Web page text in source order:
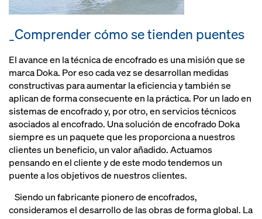
_Comprender cómo se tienden puentes
El avance en la técnica de encofrado es una misión que se
marca Doka. Por eso cada vez se desarrollan medidas
constructivas para aumentar la eficiencia y también se
aplican de forma consecuente en la práctica. Por un lado en
sistemas de encofrado y, por otro, en servicios técnicos
asociados al encofrado. Una solución de encofrado Doka
siempre es un paquete que les proporciona a nuestros
clientes un beneficio, un valor añadido. Actuamos
pensando en el cliente y de este modo tendemos un
puente a los objetivos de nuestros clientes.
Siendo un fabricante pionero de encofrados,
consideramos el desarrollo de las obras de forma global. La